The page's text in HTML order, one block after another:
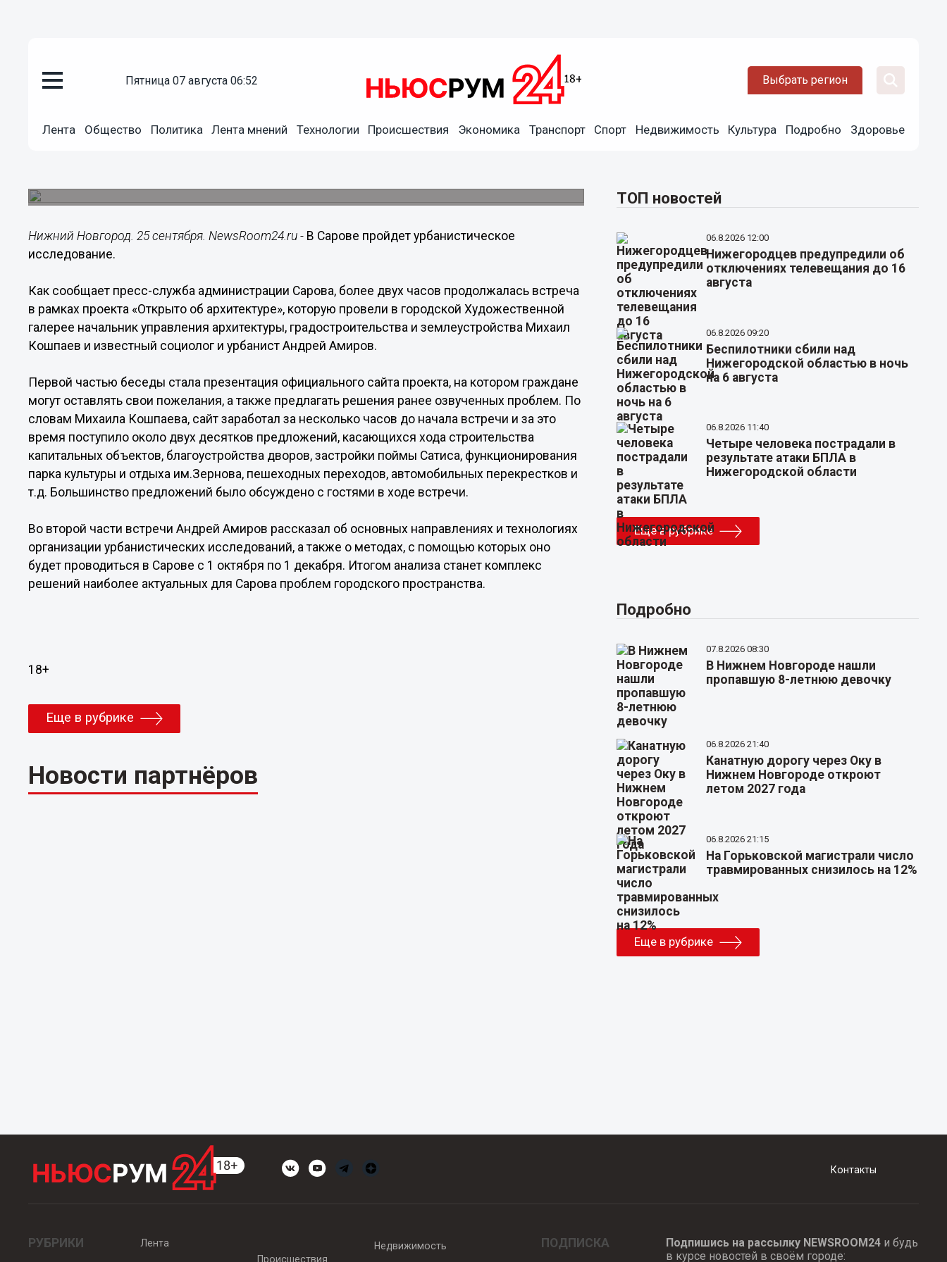
пятница 07 августа 06:52 Выбрать регион
Лента Общество Политика Лента мнений Технологии Происшествия Экономика Транспорт Спорт Недвижимость Культура Подробно Здоровье
25.09.201518:44
Нижний Новгород. 25 сентября. NewsRoom24.ru - В Сарове пройдет урбанистическое
исследование.
Как сообщает пресс-служба администрации Сарова, более двух часов продолжалась встреча
в рамках проекта «Открыто об архитектуре», которую провели в городской Художественной
галерее начальник управления архитектуры, градостроительства и землеустройства Михаил
Кошпаев и известный социолог и урбанист Андрей Амиров.
Первой частью беседы стала презентация официального сайта проекта, на котором граждане
могут оставлять свои пожелания, а также предлагать решения ранее озвученных проблем. По
словам Михаила Кошпаева, сайт заработал за несколько часов до начала встречи и за это
время поступило около двух десятков предложений, касающихся хода строительства
капитальных объектов, благоустройства дворов, застройки поймы Сатиса, функционирования
парка культуры и отдыха им.Зернова, пешеходных переходов, автомобильных перекрестков и
т.д. Большинство предложений было обсуждено с гостями в ходе встречи.
Во второй части встречи Андрей Амиров рассказал об основных направлениях и технологиях
организации урбанистических исследований, а также о методах, с помощью которых оно
будет проводиться в Сарове с 1 октября по 1 декабря. Итогом анализа станет комплекс
решений наиболее актуальных для Сарова проблем городского пространства.
18+
Еще в рубрике
Новости партнёров
ТОП новостей
06.8.2026 12:00
Нижегородцев предупредили об
отключениях телевещания до 16
августа
06.8.2026 09:20
Беспилотники сбили над
Нижегородской областью в ночь
на 6 августа
06.8.2026 11:40
Четыре человека пострадали в
результате атаки БПЛА в
Нижегородской области
Еще в рубрике
Подробно
07.8.2026 08:30
В Нижнем Новгороде нашли
пропавшую 8-летнюю девочку
06.8.2026 21:40
Канатную дорогу через Оку в
Нижнем Новгороде откроют
летом 2027 года
06.8.2026 21:15
На Горьковской магистрали число
травмированных снизилось на 12%
Еще в рубрике
Контакты
РУБРИКИ
Лента
Происшествия
Недвижимость ПОДПИСКА Подпишись на рассылку NEWSROOM24и будь
в курсе новостей в своём городе: